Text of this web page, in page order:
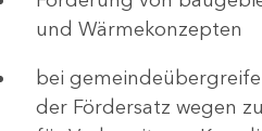
und Wärmekonzepten
bei
der Fördersatz wegen